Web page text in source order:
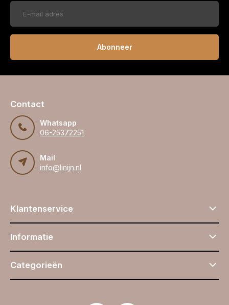
Abonneer
Contact
Whatsapp
06-25372251
Mail
info@linijn.nl
Klantenservice
Informatie
Categorieën